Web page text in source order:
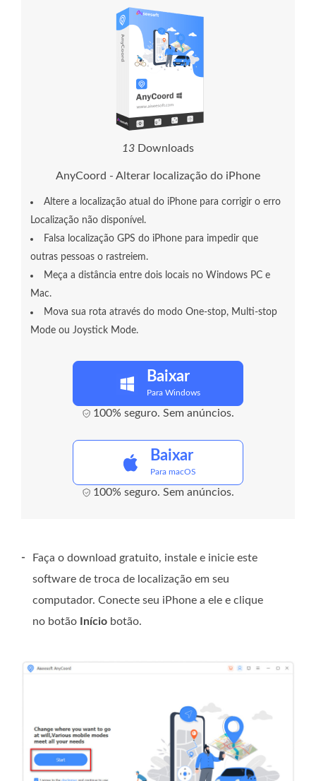
13 Downloads
AnyCoord - Alterar localização do iPhone
Altere a localização atual do iPhone para corrigir o erro
Localização não disponível.
Falsa localização GPS do iPhone para impedir que
outras pessoas o rastreiem.
Meça a distância entre dois locais no Windows PC e
Mac.
Mova sua rota através do modo One-stop, Multi-stop
Mode ou Joystick Mode.
Baixar
Para Windows
100% seguro. Sem anúncios.
Baixar
Para macOS
100% seguro. Sem anúncios.
-
Faça o download gratuito, instale e inicie este
software de troca de localização em seu
computador. Conecte seu iPhone a ele e clique
no botão
Início botão.